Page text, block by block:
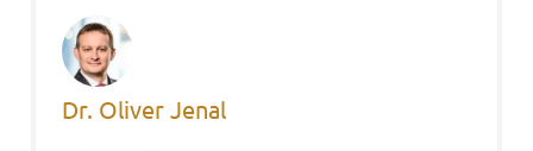
Dr. Oliver Jenal